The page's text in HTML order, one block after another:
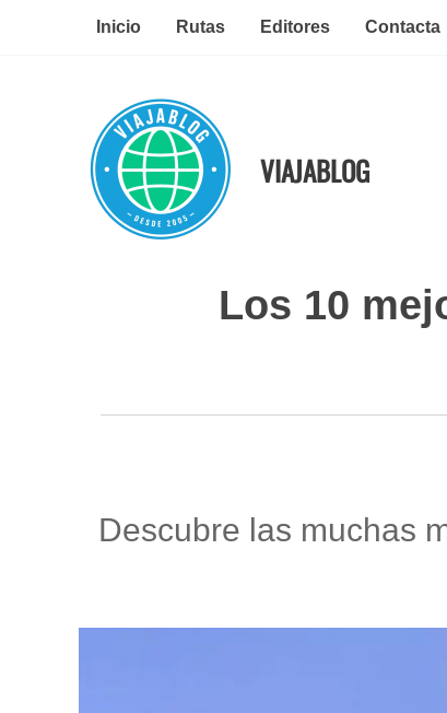
Inicio Rutas Editores Contacta
VIAJABLOG
Los 10
Descubre las muchas